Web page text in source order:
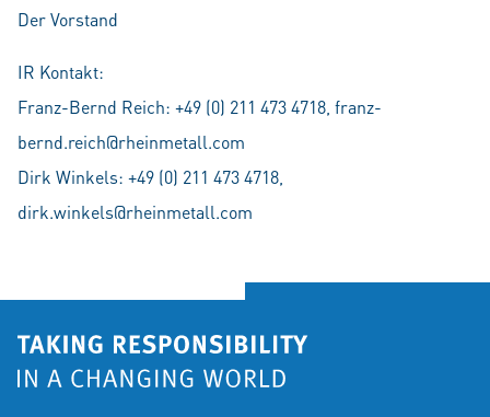
Der Vorstand
IR Kontakt:
Franz-Bernd Reich: +49 (0) 211 473 4718, franz-
bernd.reich@rheinmetall.com
Dirk Winkels: +49 (0) 211 473 4718,
dirk.winkels@rheinmetall.com